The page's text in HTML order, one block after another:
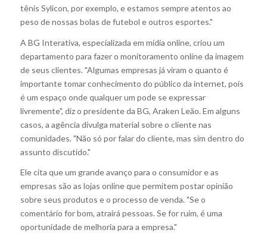
tênis Sylicon, por exemplo, e estamos sempre atentos ao
peso de nossas bolas de futebol e outros esportes."
A BG Interativa, especializada em mídia online, criou um
departamento para fazer o monitoramento online da imagem
de seus clientes. "Algumas empresas já viram o quanto é
importante tomar conhecimento do público da internet, pois
é um espaço onde qualquer um pode se expressar
livremente", diz o presidente da BG, Araken Leão. Em alguns
casos, a agência divulga material sobre o cliente nas
comunidades. "Não só por falar do cliente, mas sim dentro do
assunto discutido."
Ele cita que um grande avanço para o consumidor e as
empresas são as lojas online que permitem postar opinião
sobre seus produtos e o processo de venda. "Se o
comentário for bom, atrairá pessoas. Se for ruim, é uma
oportunidade de melhoria para a empresa."